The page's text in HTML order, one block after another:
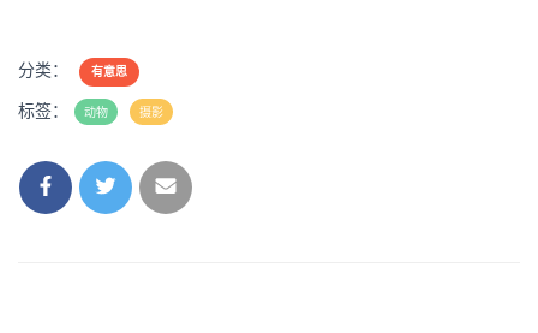
分类： 有意思
标签： 动物 摄影